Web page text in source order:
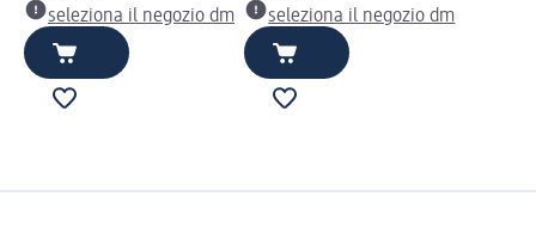
seleziona il negozio dm
seleziona il negozio dm